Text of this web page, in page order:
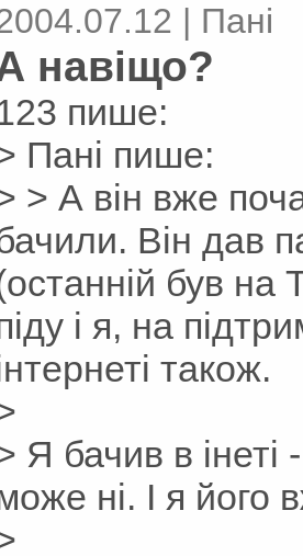
| Пані
навіщо?
пише:
Пані пише:
> А він вже
Він дав
був на
і я, на
також.
Я бачив в інеті
ні. І я його